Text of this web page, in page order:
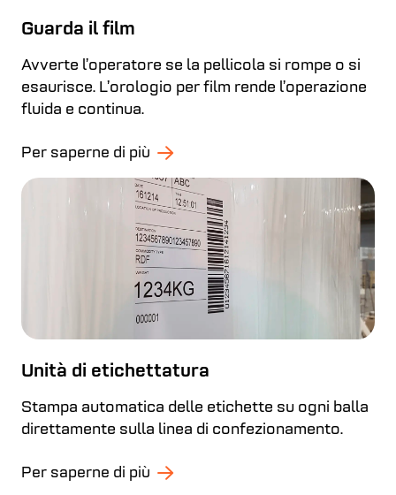
Guarda il film
Avverte l’operatore se la pellicola si rompe o si
esaurisce. L’orologio per film rende l’operazione
fluida e continua.
Per saperne di più
Unità di etichettatura
Stampa automatica delle etichette su ogni balla
direttamente sulla linea di confezionamento.
Per saperne di più